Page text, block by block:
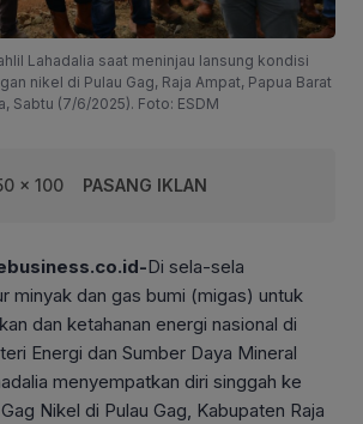
Lahadalia saat meninjau lansung kondisi
nikel di Pulau Gag, Raja Ampat, Papua Barat
Sabtu (7/6/2025). Foto: ESDM
x 100 PASANG IKLAN
Di sela-sela
minyak dan gas bumi (migas) untuk
dan ketahanan energi nasional di
Energi dan Sumber Daya Mineral
menyempatkan diri singgah ke
Nikel di Pulau Gag, Kabupaten Raja